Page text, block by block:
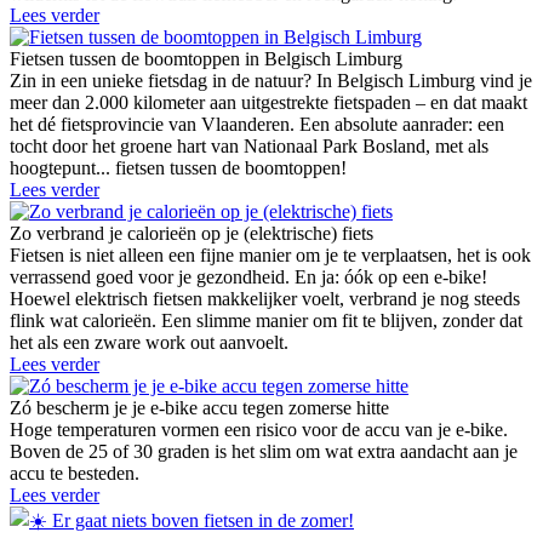
Lees verder
Fietsen tussen de boomtoppen in Belgisch Limburg
Zin in een unieke fietsdag in de natuur? In Belgisch Limburg vind je
meer dan 2.000 kilometer aan uitgestrekte fietspaden – en dat maakt
het dé fietsprovincie van Vlaanderen. Een absolute aanrader: een
tocht door het groene hart van Nationaal Park Bosland, met als
hoogtepunt... fietsen tussen de boomtoppen!
Lees verder
Zo verbrand je calorieën op je (elektrische) fiets
Fietsen is niet alleen een fijne manier om je te verplaatsen, het is ook
verrassend goed voor je gezondheid. En ja: óók op een e-bike!
Hoewel elektrisch fietsen makkelijker voelt, verbrand je nog steeds
flink wat calorieën. Een slimme manier om fit te blijven, zonder dat
het als een zware work out aanvoelt.
Lees verder
Zó bescherm je je e-bike accu tegen zomerse hitte
Hoge temperaturen vormen een risico voor de accu van je e-bike.
Boven de 25 of 30 graden is het slim om wat extra aandacht aan je
accu te besteden.
Lees verder